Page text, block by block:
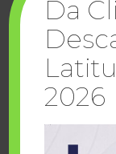
Da
2026